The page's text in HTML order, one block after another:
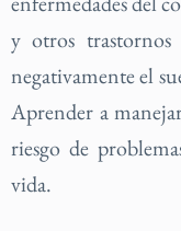
y otros trastornos
negativamente el
Aprender a
riesgo de
vida.